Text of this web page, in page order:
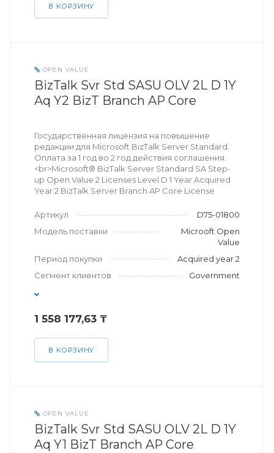
В КОРЗИНУ
OPEN VALUE
BizTalk Svr Std SASU OLV 2L D 1Y
Aq Y2 BizT Branch AP Core
Государственная лицензия на повышение
редакции для Microsoft BizTalk Server Standard.
Оплата за 1 год во 2 год действия соглашения.
<br>Microsoft® BizTalk Server Standard SA Step-
up Open Value 2 Licenses Level D 1 Year Acquired
Year 2 BizTalk Server Branch AP Core License
Артикул
D75-01800
Модель поставки
Microoft Open
Value
Период покупки
Acquired year 2
Сегмент клиентов
Government
1 558 177,63 ₸
В КОРЗИНУ
OPEN VALUE
BizTalk Svr Std SASU OLV 2L D 1Y
Aq Y1 BizT Branch AP Core